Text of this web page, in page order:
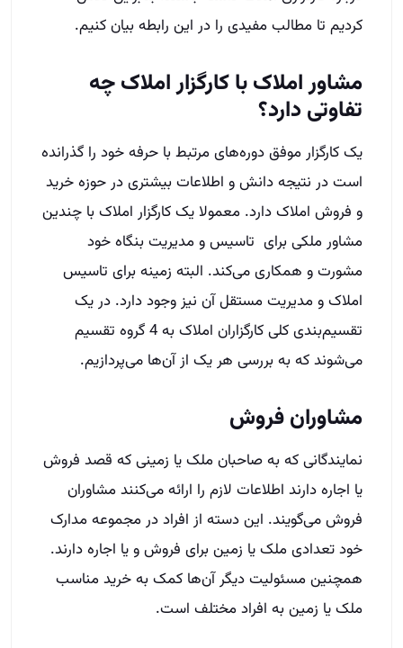
کردیم تا مطالب مفیدی را در این رابطه بیان کنیم.
مشاور املاک با کارگزار املاکچه
تفاوتی دارد؟
یک کارگزار موفق دوره‌های مرتبط با حرفه‌ خود را گذرانده
است در نتیجه دانش و اطلاعات بیشتری در حوزه خرید
و فروش املاک دارد. معمولا یک کارگزار املاک با چندین
مشاور ملکی برای تاسیس و مدیریت بنگاه خود
مشورت و همکاری می‌کند. البته زمینه برای تاسیس
املاک و مدیریت مستقل آن نیز وجود دارد. در یک
تقسیم‌بندی کلی کارگزاران املاک به 4 گروه تقسیم
می‌شوند که به بررسی هر یک از آن‌ها می‌پردازیم.
مشاوران فروش
نمایندگانی که به صاحبان ملک یا زمینی که قصد فروش
یا اجاره دارند اطلاعات لازم را ارائه می‌کنند مشاوران
فروش می‌گویند. این دسته از افراد در مجموعه مدارک
خود تعدادی ملک یا زمین برای فروش و یا اجاره دارند.
همچنین مسئولیت دیگر آن‌ها کمک به خرید مناسب
ملک یا زمین به افراد مختلف است.